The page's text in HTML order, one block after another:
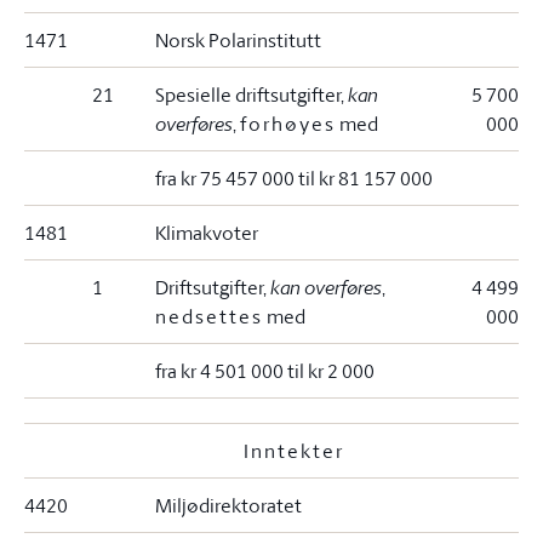
1471 Norsk Polarinstitutt
21 Spesielle driftsutgifter,kan
overføres,forhøyes med
5 700
000
fra kr 75 457 000 til kr 81 157 000
1481 Klimakvoter
1 Driftsutgifter,kan overføres,
nedsettes med
4 499
000
fra kr 4 501 000 til kr 2 000
Inntekter
4420 Miljødirektoratet